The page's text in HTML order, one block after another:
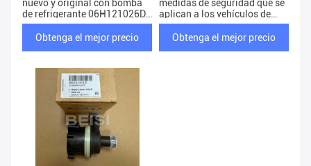
nuevo y original con bomba
de refrigerante 06H121026DS
para VW AUDI
Obtenga el mejor precio
medidas de seguridad que se
aplican a los vehículos de
motor.
Obtenga el mejor precio